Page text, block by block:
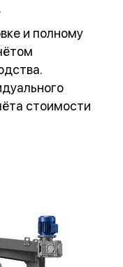
и полному
стоимости